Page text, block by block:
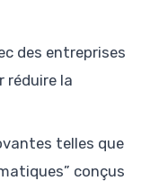
des entreprises
réduire la
telles que
conçus